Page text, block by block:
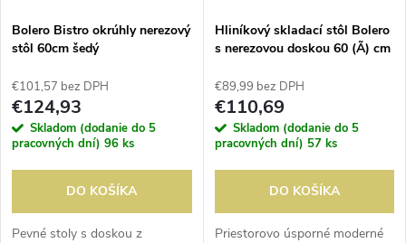
Bolero Bistro okrúhly nerezový
stôl 60cm šedý
€101,57 bez DPH
€124,93
Skladom (dodanie do 5
pracovných dní) 96 ks
DO KOŠÍKA
Pevné stoly s doskou z
Hliníkový skladací stôl Bolero
s nerezovou doskou 60 (Ã) cm
€89,99 bez DPH
€110,69
Skladom (dodanie do 5
pracovných dní) 57 ks
DO KOŠÍKA
Priestorovo úsporné moderné